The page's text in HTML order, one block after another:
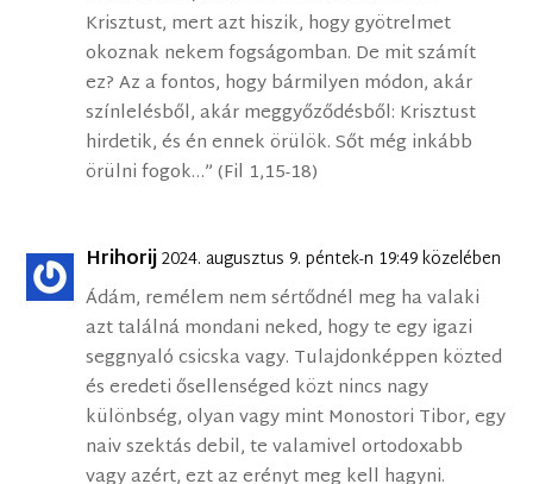
Krisztust, mert azt hiszik, hogy gyötrelmet
okoznak nekem fogságomban. De mit számít
ez? Az a fontos, hogy bármilyen módon, akár
színlelésből, akár meggyőződésből: Krisztust
hirdetik, és én ennek örülök. Sőt még inkább
örülni fogok…” (Fil 1,15-18)
Hrihorij2024. augusztus 9. péntek-n 19:49 közelében
Ádám, remélem nem sértődnél meg ha valaki
azt találná mondani neked, hogy te egy igazi
seggnyaló csicska vagy. Tulajdonképpen közted
és eredeti ősellenséged közt nincs nagy
különbség, olyan vagy mint Monostori Tibor, egy
naiv szektás debil, te valamivel ortodoxabb